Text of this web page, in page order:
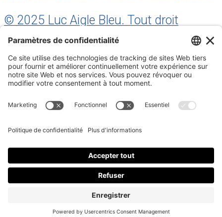
© 2025 Luc Aigle Bleu. Tout droit
réservé.
S'inscrire à mon Infolettre
En m’inscrivant à l’infolettre, j’acceptela politique de
confidentialité